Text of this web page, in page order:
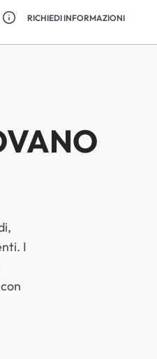
RICHIEDI INFORMAZIONI
I